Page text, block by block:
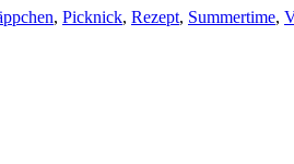
, Picknick, Rezept, Summertime,